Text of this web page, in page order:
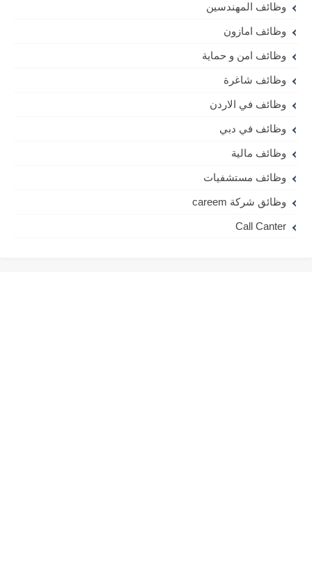
وظائف المهندسين
وظائف امازون
وظائف امن و حماية
وظائف شاغرة
وظائف في الاردن
وظائف في دبي
وظائف مالية
وظائف مستشفيات
وظائق شركة careem
Call Canter